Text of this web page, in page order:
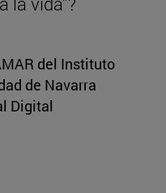
del Instituto
de Navarra
Digital